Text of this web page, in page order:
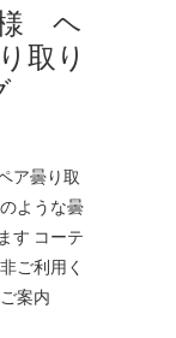
様 ヘ
取り
ア曇り取
ような曇
す コーテ
ご利用く
案内